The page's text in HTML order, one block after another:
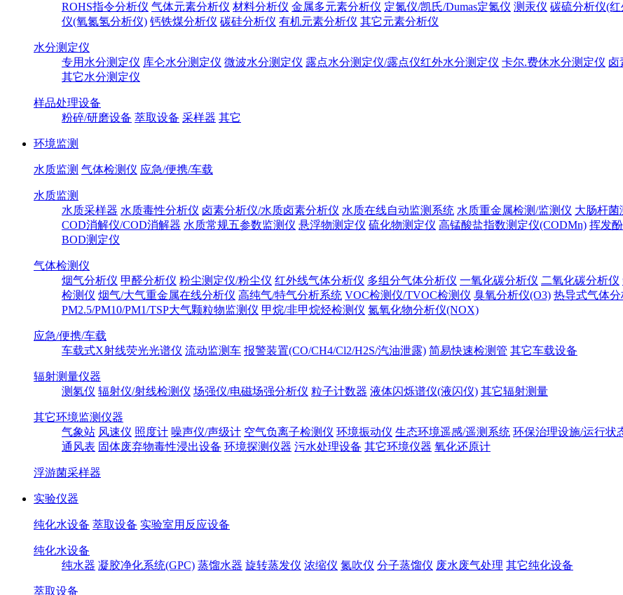
ROHS指令分析仪 气体元素分析仪 材料分析仪 金属多元素分析仪 定氮仪/凯氏/Dumas定氮仪 测汞仪 碳硫分析仪(
仪(氧氮氢分析仪) 钙铁煤分析仪 碳硅分析仪 有机元素分析仪 其它元素分析仪
水分测定仪
专用水分测定仪 库仑水分测定仪 微波水分测定仪 露点水分测定仪/露点仪红外水分测定仪 卡尔.费休水分测定仪 卤
其它水分测定仪
样品处理设备
粉碎/研磨设备 萃取设备 采样器 其它
环境监测
水质监测 气体检测仪 应急/便携/车载
水质监测
水质采样器 水质毒性分析仪 卤素分析仪/水质卤素分析仪 水质在线自动监测系统 水质重金属检测/监测仪 大肠杆菌
COD消解仪/COD消解器 水质常规五参数监测仪 悬浮物测定仪 硫化物测定仪 高锰酸盐指数测定仪(CODMn) 挥发
BOD测定仪
气体检测仪
烟气分析仪 甲醛分析仪 粉尘测定仪/粉尘仪 红外线气体分析仪 多组分气体分析仪 一氧化碳分析仪 二氧化碳分析仪
检测仪 烟气/大气重金属在线分析仪 高纯气/特气分析系统 VOC检测仪/TVOC检测仪 臭氧分析仪(O3) 热导式气体分
PM2.5/PM10/PM1/TSP大气颗粒物监测仪 甲烷/非甲烷烃检测仪 氮氧化物分析仪(NOX)
应急/便携/车载
车载式X射线荧光光谱仪 流动监测车 报警装置(CO/CH4/Cl2/H2S/汽油泄露) 简易快速检测管 其它车载设备
辐射测量仪器
测氡仪 辐射仪/射线检测仪 场强仪/电磁场强分析仪 粒子计数器 液体闪烁谱仪(液闪仪) 其它辐射测量
其它环境监测仪器
气象站 风速仪 照度计 噪声仪/声级计 空气负离子检测仪 环境振动仪 生态环境遥感/遥测系统 环保治理设施/运行状
通风表 固体废弃物毒性浸出设备 环境探测仪器 污水处理设备 其它环境仪器 氧化还原计
浮游菌采样器
实验仪器
纯化水设备 萃取设备 实验室用反应设备
纯化水设备
纯水器 凝胶净化系统(GPC) 蒸馏水器 旋转蒸发仪 浓缩仪 氮吹仪 分子蒸馏仪 废水废气处理 其它纯化设备
萃取设备